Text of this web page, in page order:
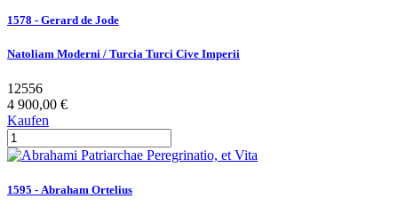
1578 - Gerard de Jode
Natoliam Moderni / Turcia Turci Cive Imperii
12556
4 900,00 €
Kaufen
1595 - Abraham Ortelius